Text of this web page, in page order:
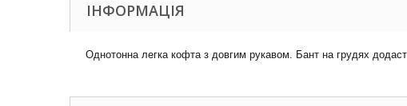
ІНФОРМАЦІЯ
Однотонна легка кофта з довгим рукавом. Бант на грудях